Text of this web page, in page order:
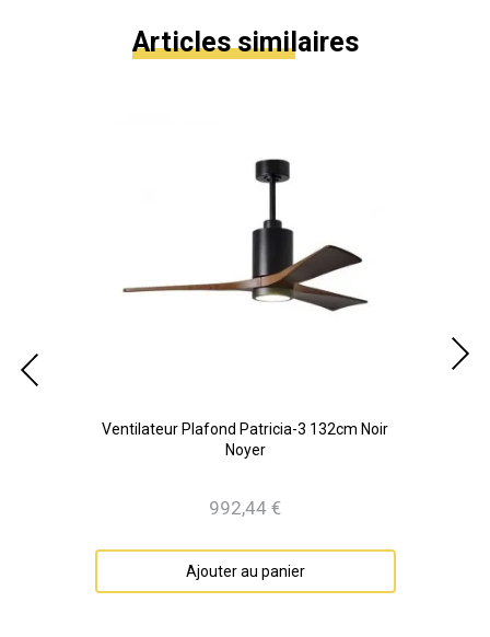
Articles similaires
Ventilateur Plafond Patricia-3 132cm Noir
Noyer
Prix
992,44 €
Ajouter au panier